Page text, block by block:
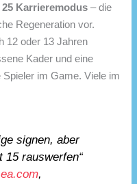
25 Karrieremodus – die
Regeneration vor.
12 oder 13 Jahren
Kader und eine
im Game. Viele im
signen, aber
15 rauswerfen“
,